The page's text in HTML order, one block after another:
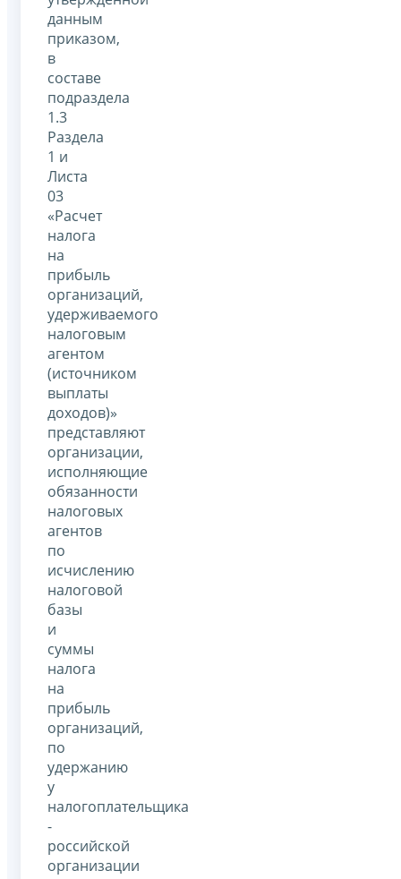
данным
приказом,
в
составе
подраздела
1.3
Раздела
1 и
Листа
03
«Расчет
налога
на
прибыль
организаций,
удерживаемого
налоговым
агентом
(источником
выплаты
доходов)»
представляют
организации,
исполняющие
обязанности
налоговых
агентов
по
исчислению
налоговой
базы
и
суммы
налога
на
прибыль
организаций,
по
удержанию
у
налогоплательщика
-
российской
организации